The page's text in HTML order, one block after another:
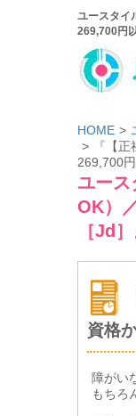
ユースタイ
269,700円
HOME
『【
269,700
ユース
OK）
［Jd
資格
障がい
もちろ